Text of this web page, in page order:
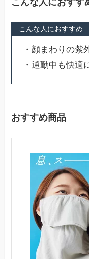
こんな人におすす
こんな人におすすめ
・顔まわりの紫
・通勤中も快適
おすすめ商品